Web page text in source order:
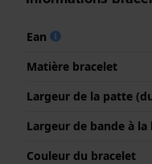
Ean
Matière bracelet
Largeur de la patte
Largeur de bande à la
Couleur du bracelet